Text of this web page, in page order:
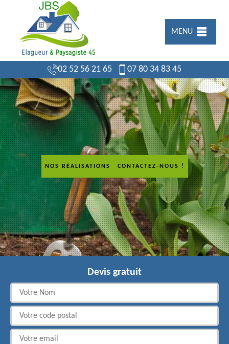
MENU
02 52 56 21 65 07 80 34 83 45
NOS RÉALISATIONS CONTACTEZ-NOUS !
Devis gratuit